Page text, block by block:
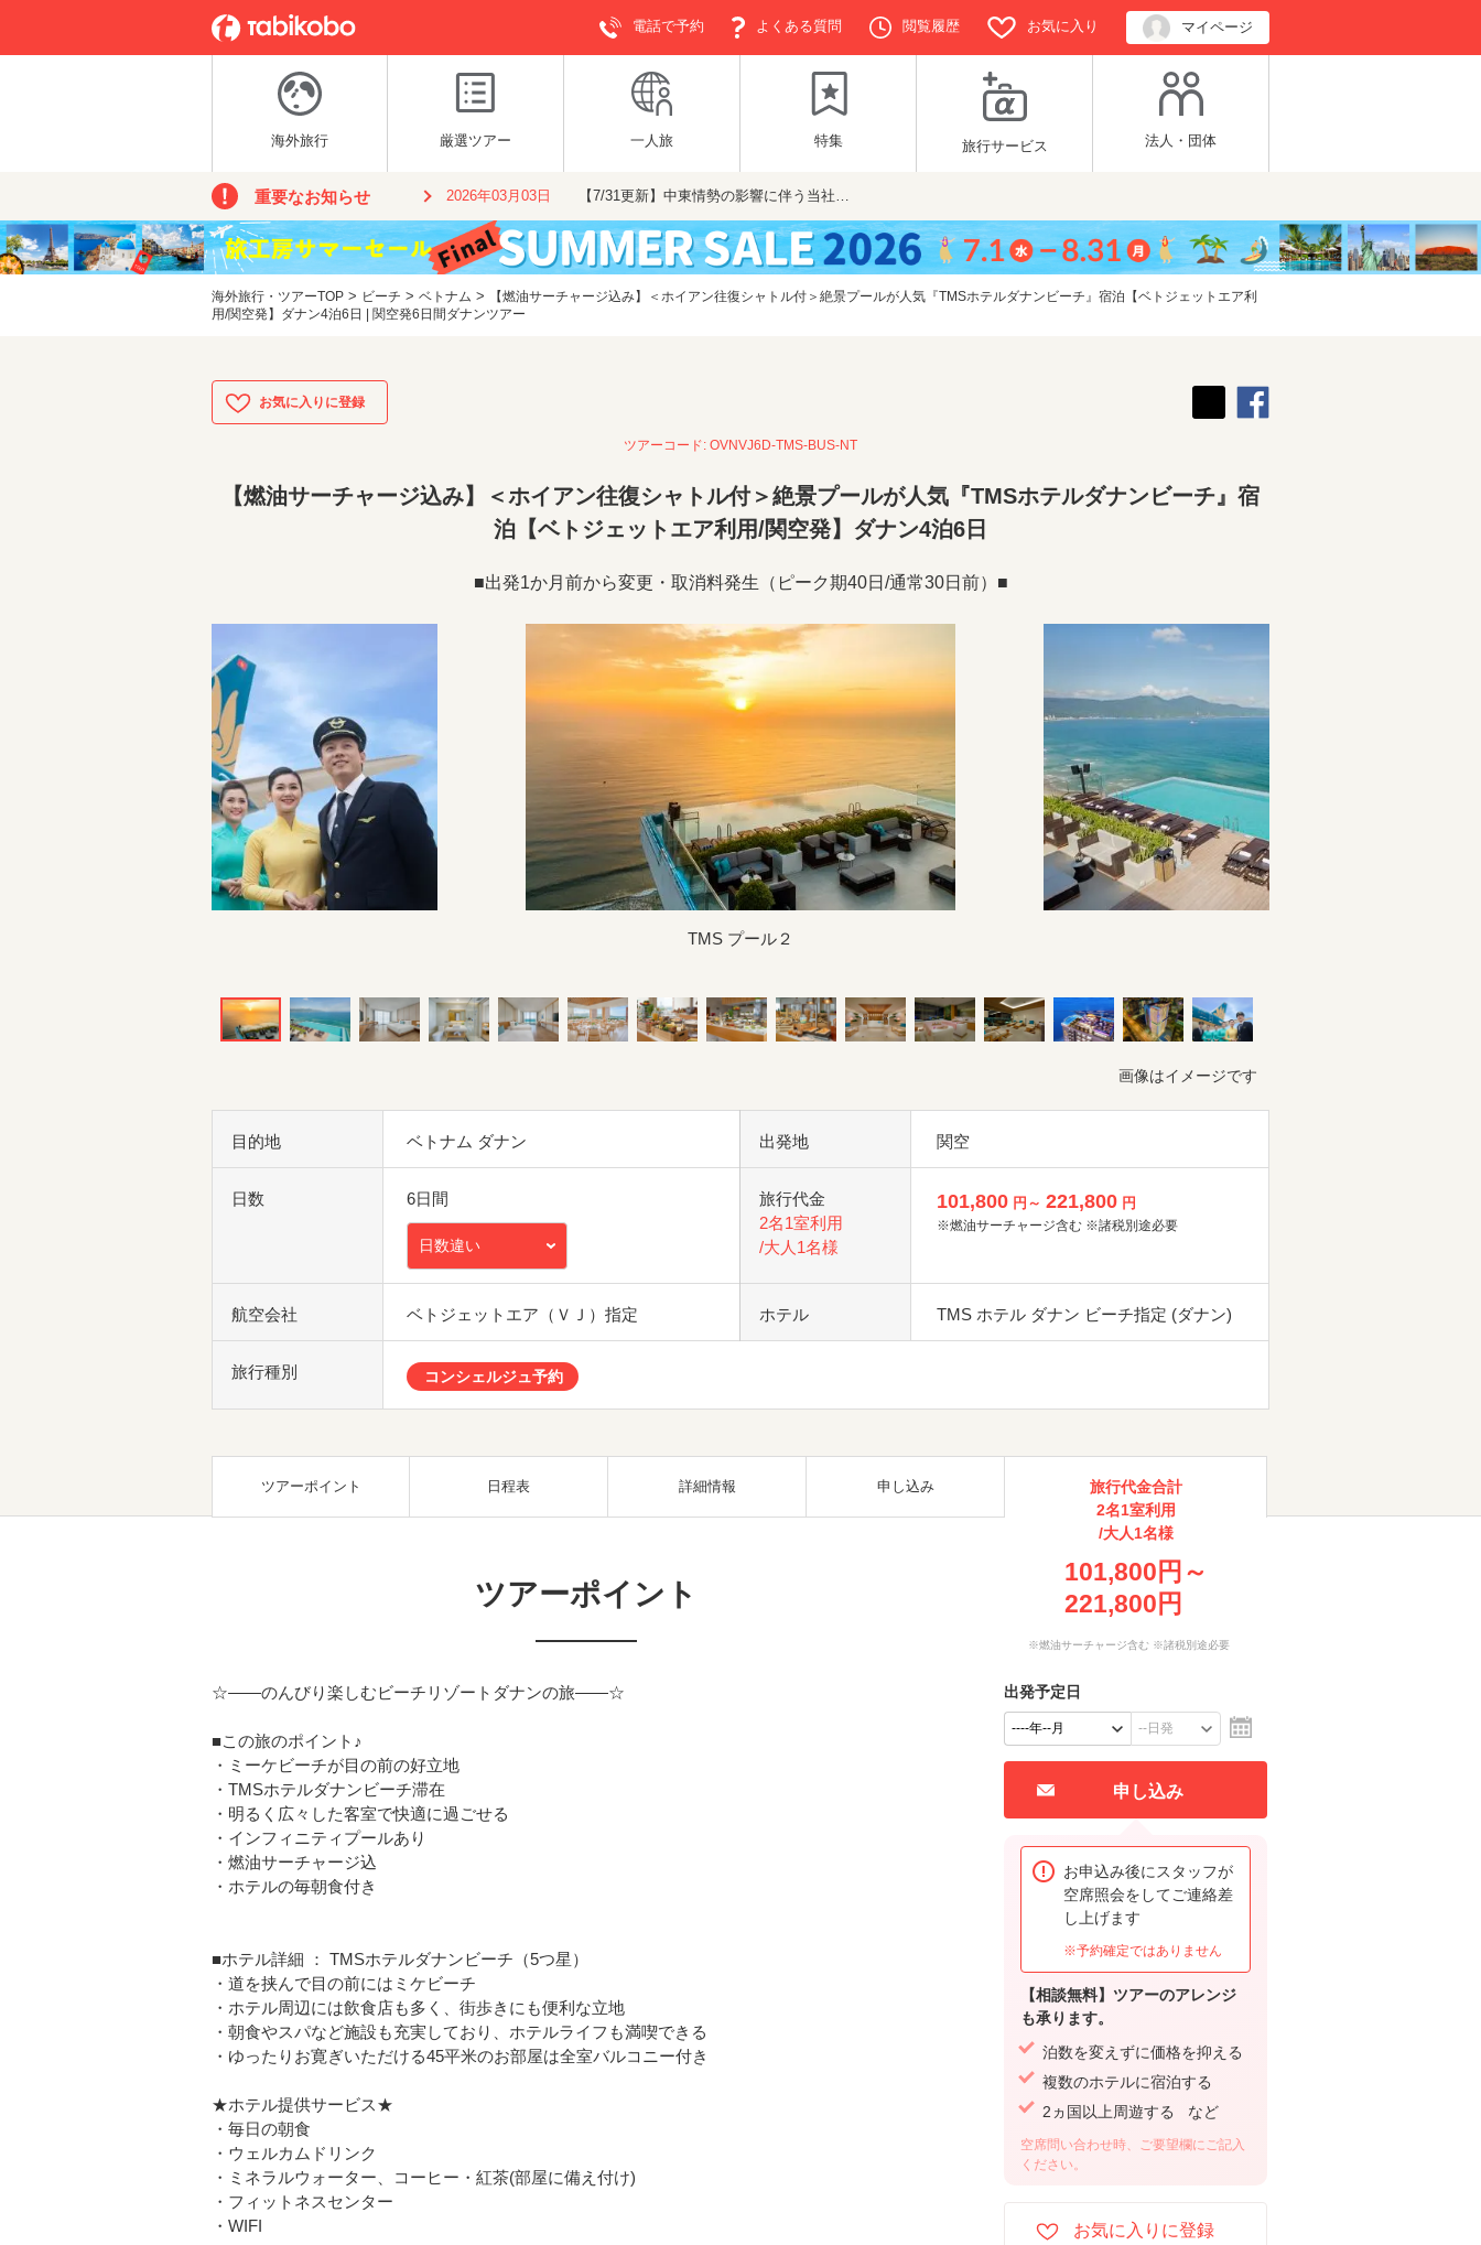
電話で予約 よくある質問 閲覧履歴 お気に入り マイページ
海外旅行 厳選ツアー 一人旅 特集 旅行サービス 法人・団体
重要なお知らせ 2026年03月03日 【7/31更新】中東情勢の影響に伴う当社…
海外旅行・ツアーTOP > ビーチ > ベトナム >
【燃油サーチャージ込み】＜ホイアン往復シャトル付＞絶景プールが人気『TMSホテルダナンビーチ』宿泊【ベトジェットエア利
用/関空発】ダナン4泊6日 | 関空発6日間ダナンツアー
ツアーコード: OVNVJ6D-TMS-BUS-NT
【燃油サーチャージ込み】＜ホイアン往復シャトル付＞絶景プールが人気『TMSホテルダナンビーチ』宿
泊【ベトジェットエア利用/関空発】ダナン4泊6日
■出発1か月前から変更・取消料発生（ピーク期40日/通常30日前）■
TMS プール２
画像はイメージです
目的地 ベトナム ダナン 出発地 関空
日数 6日間
日数違い
旅行代金
2名1室利用
/大人1名様
101,800 円～ 221,800 円
※燃油サーチャージ含む ※諸税別途必要
航空会社 ベトジェットエア（ＶＪ）指定 ホテル TMS ホテル ダナン ビーチ指定 (ダナン)
旅行種別 コンシェルジュ予約
ツアーポイント 日程表 詳細情報 申し込み
ツアーポイント
☆――のんびり楽しむビーチリゾートダナンの旅――☆
■この旅のポイント♪
・ミーケビーチが目の前の好立地
・TMSホテルダナンビーチ滞在
・明るく広々した客室で快適に過ごせる
・インフィニティプールあり
・燃油サーチャージ込
・ホテルの毎朝食付き
■ホテル詳細 ： TMSホテルダナンビーチ（5つ星）
・道を挟んで目の前にはミケビーチ
・ホテル周辺には飲食店も多く、街歩きにも便利な立地
・朝食やスパなど施設も充実しており、ホテルライフも満喫できる
・ゆったりお寛ぎいただける45平米のお部屋は全室バルコニー付き
★ホテル提供サービス★
・毎日の朝食
・ウェルカムドリンク
・ミネラルウォーター、コーヒー・紅茶(部屋に備え付け)
・フィットネスセンター
・WIFI
旅行代金合計
2名1室利用
/大人1名様
101,800円～
221,800円
※燃油サーチャージ含む ※諸税別途必要
出発予定日
申し込み
お申込み後にスタッフが
空席照会をしてご連絡差
し上げます
※予約確定ではありません
【相談無料】ツアーのアレンジ
も承ります。
泊数を変えずに価格を抑える
複数のホテルに宿泊する
2ヵ国以上周遊する など
空席問い合わせ時、ご要望欄にご記入
ください。